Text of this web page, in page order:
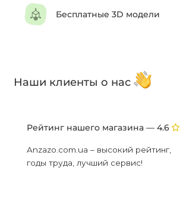
Бесплатные 3D модели
Наши клиенты о нас
Рейтинг нашего магазина — 4.6
Anzazo.com.ua – высокий рейтинг,
годы труда, лучший сервис!